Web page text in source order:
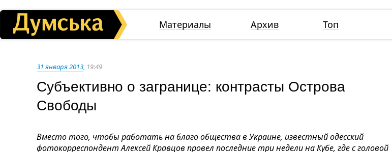
Материалы Архив Топ
31 января 2013, 19:49
Субъективно о загранице: контрасты Острова
Свободы
Вместо того, чтобы работать на благо общества в Украине, известный одесский
фотокорреспондент Алексей Кравцов провел последние три недели на Кубе, где с головой